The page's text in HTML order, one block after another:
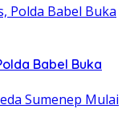
Babel Buka